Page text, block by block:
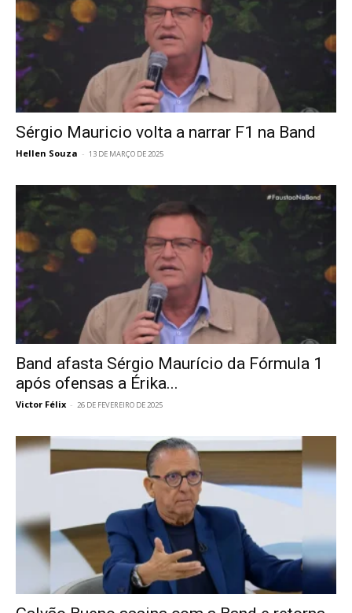
Sérgio Mauricio volta a narrar F1 na Band
Hellen Souza - 13 DE MARÇO DE 2025
Band afasta Sérgio Maurício da Fórmula 1
após ofensas a Érika...
Victor Félix - 26 DE FEVEREIRO DE 2025